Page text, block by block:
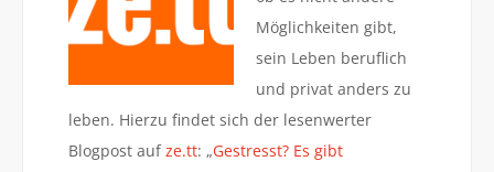
Möglichkeiten gibt,
sein Leben beruflich
und privat anders zu
leben. Hierzu findet sich der lesenwerter
Blogpost aufze.tt: „Gestresst? Es gibt